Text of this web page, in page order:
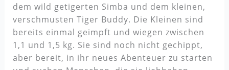
dem wild getigerten Simba und dem kleinen,
verschmusten Tiger Buddy. Die Kleinen sind
bereits einmal geimpft und wiegen zwischen
1,1 und 1,5 kg. Sie sind noch nicht gechippt,
aber bereit, in ihr neues Abenteuer zu starten